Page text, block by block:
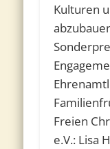
Kulturen
Freien
e.V.: Lisa